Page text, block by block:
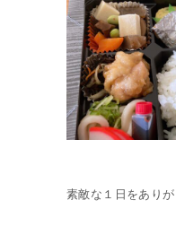
素敵な１日をありが